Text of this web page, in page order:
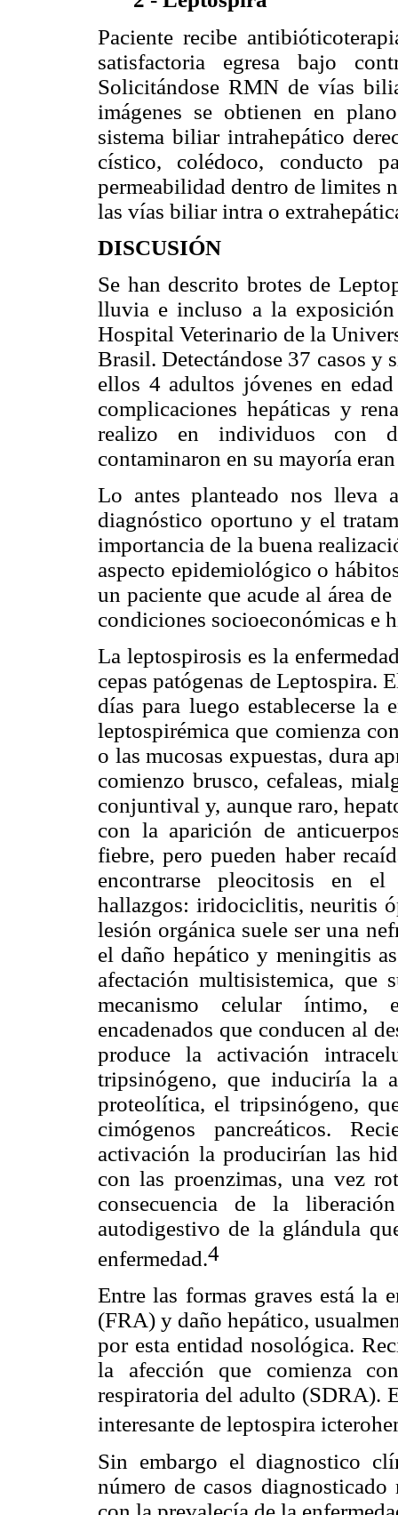
Paciente recibe
satisfactoria egresa bajo
Solicitándose RMN de vías
imágenes se obtienen en
sistema biliar intrahepático
cístico, colédoco, conducto
permeabilidad dentro de limites
las vías biliar intra o
DISCUSIÓN
Se han descrito brotes de
lluvia e incluso a la exposición
Hospital Veterinario de la
Brasil. Detectándose 37 casos y
ellos 4 adultos jóvenes en
complicaciones hepáticas y
realizo en individuos con
contaminaron en su mayoría
Lo antes planteado nos lleva
diagnóstico oportuno y el
importancia de la buena
aspecto epidemiológico o
un paciente que acude al área
condiciones socioeconómicas e
La leptospirosis es la
cepas patógenas de Leptospira.
días para luego establecerse la
leptospirémica que comienza
o las mucosas expuestas, dura
comienzo brusco, cefaleas,
conjuntival y, aunque raro,
con la aparición de
fiebre, pero pueden haber
encontrarse pleocitosis en
hallazgos: iridociclitis, neuritis
lesión orgánica suele ser una
el daño hepático y meningitis
afectación multisistemica, que
mecanismo celular íntimo,
encadenados que conducen al
produce la activación
tripsinógeno, que induciría la
proteolítica, el tripsinógeno,
cimógenos pancreáticos.
activación la producirían las
con las proenzimas, una vez
consecuencia de la
autodigestivo de la glándula
enfermedad.4
Entre las formas graves está la
(FRA) y daño hepático,
por esta entidad nosológica.
la afección que comienza
respiratoria del adulto (SDRA).
interesante de leptospira
Sin embargo el diagnostico
número de casos